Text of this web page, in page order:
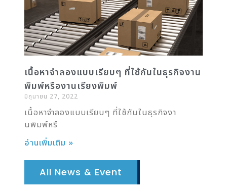
เนื้อหาจำลองแบบเรียบๆ ที่ใช้กันในธุรกิจงาน
พิมพ์หรืองานเรียงพิมพ์
มิถุนายน 27, 2022
เนื้อหาจำลองแบบเรียบๆ ที่ใช้กันในธุรกิจงา
นพิมพ์หรื
อ่านเพิ่มเติม »
All News & Event